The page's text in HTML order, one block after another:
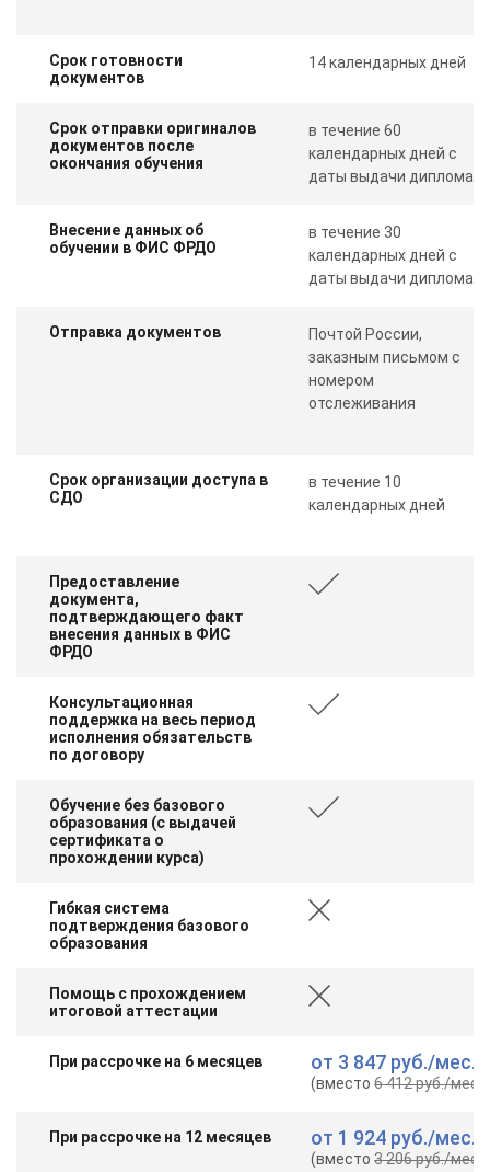
Срок готовности
документов
14 календарных дней
Срок отправки оригиналов
документов после
окончания обучения
в течение 60
календарных дней с
даты выдачи диплома
Внесение данных об
обучении в ФИС ФРДО
в течение 30
календарных дней с
даты выдачи диплома
Отправка документов
Почтой России,
заказным письмом с
номером
отслеживания
Срок организации доступа в
СДО
в течение 10
календарных дней
Предоставление
документа,
подтверждающего факт
внесения данных в ФИС
ФРДО
Консультационная
поддержка на весь период
исполнения обязательств
по договору
Обучение без базового
образования (с выдачей
сертификата о
прохождении курса)
Гибкая система
подтверждения базового
образования
Помощь с прохождением
итоговой аттестации
При рассрочке на 6 месяцев от 3 847 руб./мес.
(вместо6 412 руб./мес.
При рассрочке на 12 месяцев от 1 924 руб./мес.
(вместо3 206 руб./мес.